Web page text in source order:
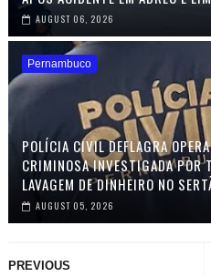
AUGUST 06, 2026
Pernambuco
POLÍCIA CIVIL DEFLAGRA
CRIMINOSA INVESTIGADA POR
LAVAGEM DE DINHEIRO NO
AUGUST 05, 2026
PREVIOUS